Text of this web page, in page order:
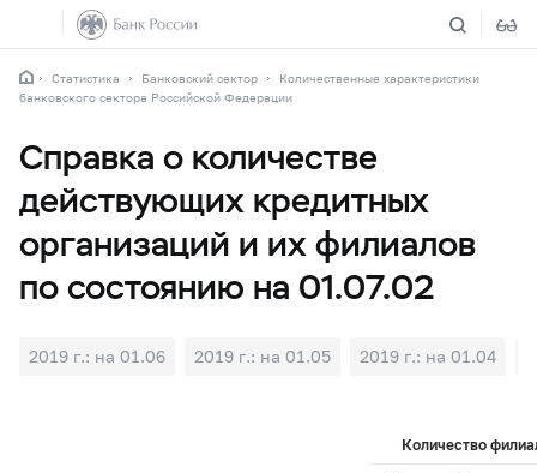
Статистика Банковский сектор
Количественные характеристики
банковского сектора Российской Федерации
Справка о количестве
действующих кредитных
организаций и их филиалов
по состоянию на 01.07.02
2019 г.: на 01.06 2019 г.: на 01.05 2019 г.: на 01.04
Количество